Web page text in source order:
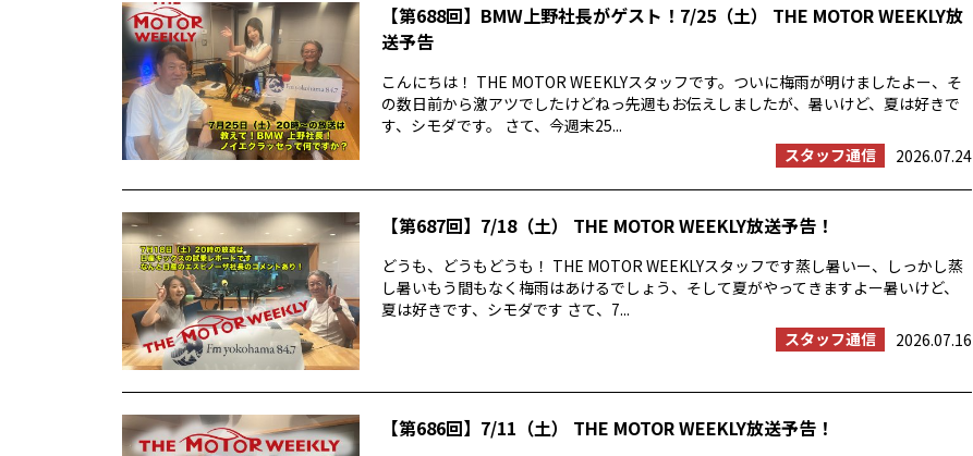
【第688回】BMW上野社長がゲスト！7/25（土） THE MOTOR WEEKLY放
送予告
こんにちは！ THE MOTOR WEEKLYスタッフです。ついに梅雨が明けましたよー、そ
の数日前から激アツでしたけどねっ先週もお伝えしましたが、暑いけど、夏は好きで
す、シモダです。 さて、今週末25...
スタッフ通信
2026.07.24
【第687回】7/18（土） THE MOTOR WEEKLY放送予告！
どうも、どうもどうも！ THE MOTOR WEEKLYスタッフです蒸し暑いー、しっかし蒸
し暑いもう間もなく梅雨はあけるでしょう、そして夏がやってきますよー暑いけど、
夏は好きです、シモダです さて、7...
スタッフ通信
2026.07.16
【第686回】7/11（土） THE MOTOR WEEKLY放送予告！